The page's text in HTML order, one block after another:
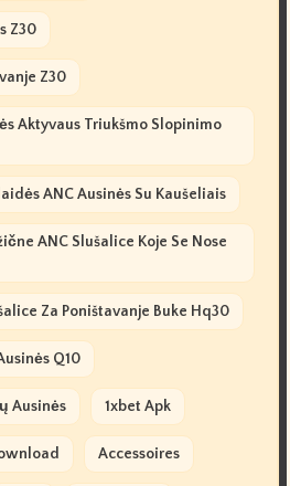
Z30
Z30
Aktyvaus Triukšmo Slopinimo
ANC Ausinės Su Kaušeliais
ANC Slušalice Koje Se Nose
Za Poništavanje Buke Hq30
Q10
Ausinės 1xbet Apk
Accessoires